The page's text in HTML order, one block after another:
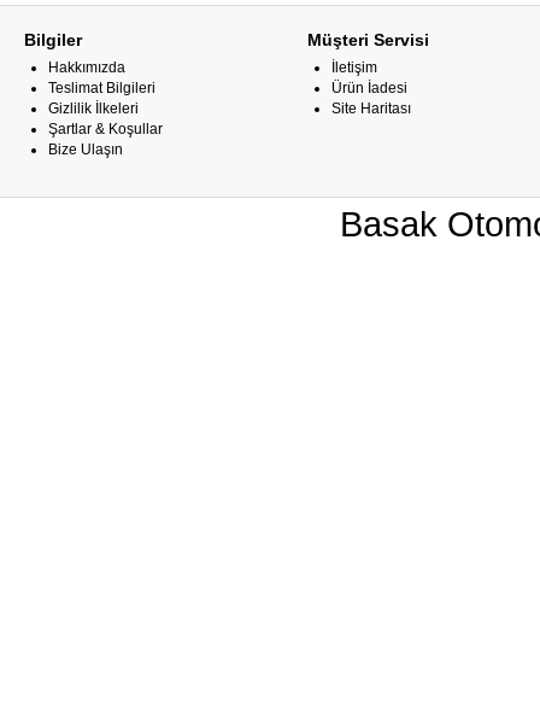
Bilgiler
Hakkımızda
Teslimat Bilgileri
Gizlilik İlkeleri
Şartlar & Koşullar
Bize Ulaşın
Müşteri Servisi
İletişim
Ürün İadesi
Site Haritası
Basak